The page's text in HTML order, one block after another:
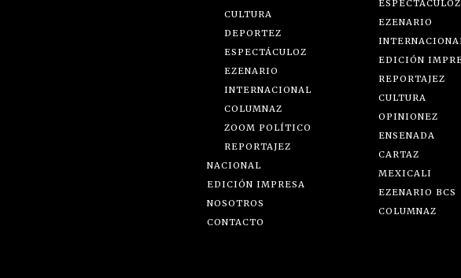
CULTURA
DEPORTEZ
ESPECTÁCULOZ
EZENARIO
INTERNACIONAL
COLUMNAZ
ZOOM POLÍTICO
REPORTAJEZ
NACIONAL
EDICIÓN IMPRESA
NOSOTROS
CONTACTO
ESPECTÁCULOZ
EZENARIO
EDICIÓN
REPORTAJEZ
CULTURA
OPINIONEZ
ENSENADA
CARTAZ
MEXICALI
EZENARIO BCS
COLUMNAZ